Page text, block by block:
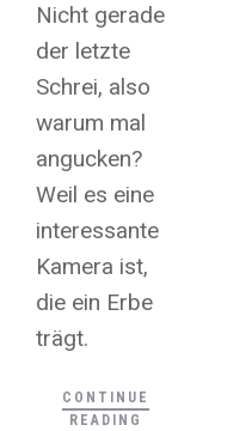
Nicht gerade
der letzte
Schrei, also
warum mal
angucken?
Weil es eine
interessante
Kamera ist,
die ein Erbe
trägt.
CONTINUE
READING